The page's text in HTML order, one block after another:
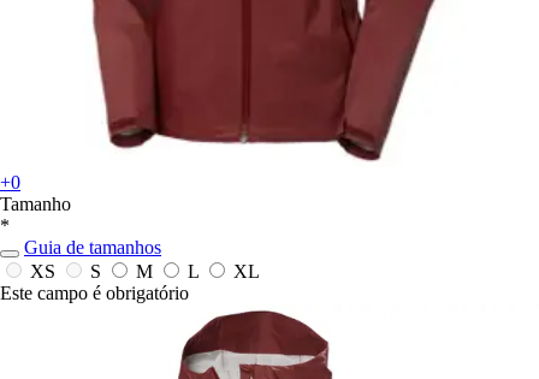
+0
Tamanho
*
Guia de tamanhos
XS
S M L
XL
Este campo é obrigatório